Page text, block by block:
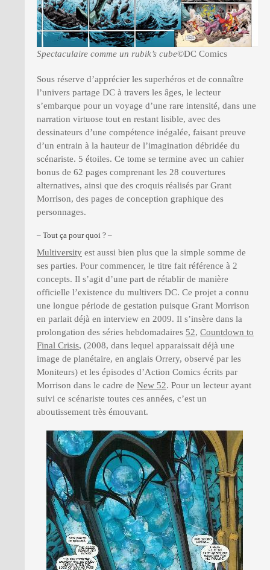
Spectaculaire comme un rubik’s cube©DC Comics
Sous réserve d’apprécier les superhéros et de connaître
l’univers partage DC à travers les âges, le lecteur
s’embarque pour un voyage d’une rare intensité, dans une
narration virtuose tout en restant lisible, avec des
dessinateurs d’une compétence inégalée, faisant preuve
d’un entrain à la hauteur de l’imagination débridée du
scénariste. 5 étoiles. Ce tome se termine avec un cahier
bonus de 62 pages comprenant les 28 couvertures
alternatives, ainsi que des croquis réalisés par Grant
Morrison, des pages de conception graphique des
personnages.
– Tout ça pour quoi ? –
Multiversity est aussi bien plus que la simple somme de
ses parties. Pour commencer, le titre fait référence à 2
concepts. Il s’agit d’une part de rétablir de manière
officielle l’existence du multivers DC. Ce projet a connu
une longue période de gestation puisque Grant Morrison
en parlait déjà en interview en 2009. Il s’insère dans la
prolongation des séries hebdomadaires 52, Countdown to
Final Crisis, (2008, dans lequel apparaissait déjà une
image de planétaire, en anglais Orrery, observé par les
Moniteurs) et les épisodes d’Action Comics écrits par
Morrison dans le cadre de New 52. Pour un lecteur ayant
suivi ce scénariste toutes ces années, c’est un
aboutissement très émouvant.